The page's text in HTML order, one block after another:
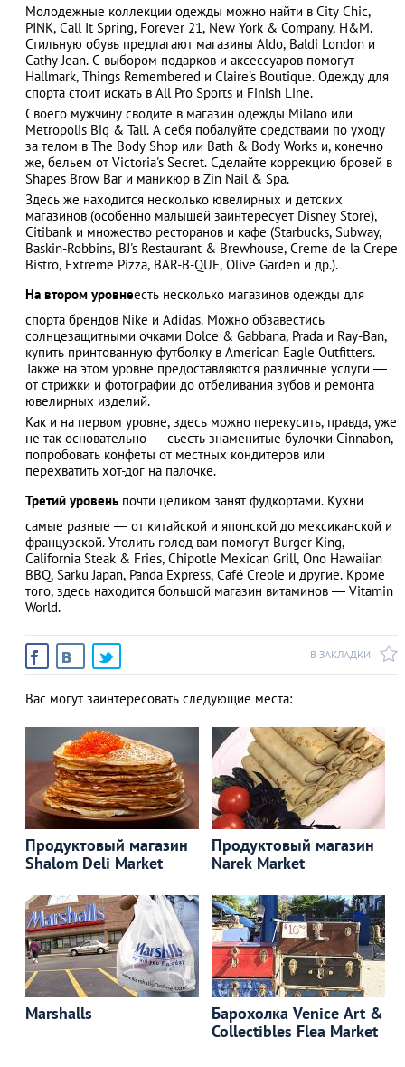
Молодежные коллекции одежды можно найти в City Chic,
PINK, Call It Spring, Forever 21, New York & Company, H&M.
Стильную обувь предлагают магазины Aldo, Baldi London и
Cathy Jean. С выбором подарков и аксессуаров помогут
Hallmark, Things Remembered и Claire's Boutique. Одежду для
спорта стоит искать в All Pro Sports и Finish Line.
Своего мужчину сводите в магазин одежды Milano или
Metropolis Big & Tall. А себя побалуйте средствами по уходу
за телом в The Body Shop или Bath & Body Works и, конечно
же, бельем от Victoria's Secret. Сделайте коррекцию бровей в
Shapes Brow Bar и маникюр в Zin Nail & Spa.
Здесь же находится несколько ювелирных и детских
магазинов (особенно малышей заинтересует Disney Store),
Citibank и множество ресторанов и кафе (Starbucks, Subway,
Baskin-Robbins, BJ's Restaurant & Brewhouse, Creme de la Crepe
Bistro, Extreme Pizza, BAR-B-QUE, Olive Garden и др.).
На втором уровнеесть несколько магазинов одежды для
спорта брендов Nike и Adidas. Можно обзавестись
солнцезащитными очками Dolce & Gabbana, Prada и Ray-Ban,
купить принтованную футболку в American Eagle Outfitters.
Также на этом уровне предоставляются различные услуги ―
от стрижки и фотографии до отбеливания зубов и ремонта
ювелирных изделий.
Как и на первом уровне, здесь можно перекусить, правда, уже
не так основательно ― съесть знаменитые булочки Cinnabon,
попробовать конфеты от местных кондитеров или
перехватить хот-дог на палочке.
Третий уровень почти целиком занят фудкортами. Кухни
самые разные ― от китайской и японской до мексиканской и
французской. Утолить голод вам помогут Burger King,
California Steak & Fries, Chipotle Mexican Grill, Ono Hawaiian
BBQ, Sarku Japan, Panda Express, Café Creole и другие. Кроме
того, здесь находится большой магазин витаминов ― Vitamin
World.
В ЗАКЛАДКИ
Вас могут заинтересовать следующие места:
Продуктовый магазин
Shalom Deli Market
Продуктовый магазин
Narek Market
Marshalls
Барохолка Venice Art &
Collectibles Flea Market